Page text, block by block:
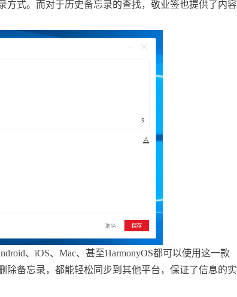
式。而对于历史备忘录的查找，敬业签也提供了内容
、iOS、Mac、甚至HarmonyOS都可以使用这一款
备忘录，都能轻松同步到其他平台，保证了信息的实